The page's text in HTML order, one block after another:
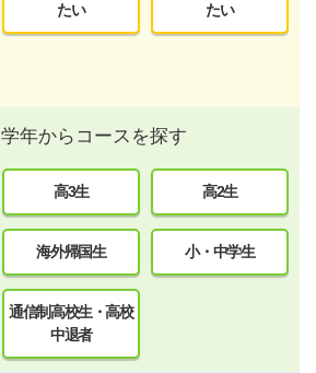
たい
たい
学年からコースを探す
高3生 高2生
海外帰国生 小・中学生
通信制高校生・高校
中退者